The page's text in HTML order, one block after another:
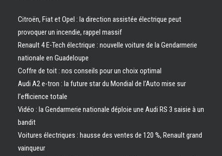
Citroën, Fiat et Opel : la direction assistée électrique peut
provoquer un incendie, rappel massif
Renault 4 E-Tech électrique : nouvelle voiture de la Gendarmerie
nationale en Guadeloupe
Coffre de toit : nos conseils pour un choix optimal
Audi A2 e-tron : la future star du Mondial de l’Auto mise sur
l’efficience totale
Vidéo : la Gendarmerie nationale déploie une Audi RS 3 saisie à un
bandit
Voitures électriques : hausse des ventes de 120 %, Renault grand
vainqueur